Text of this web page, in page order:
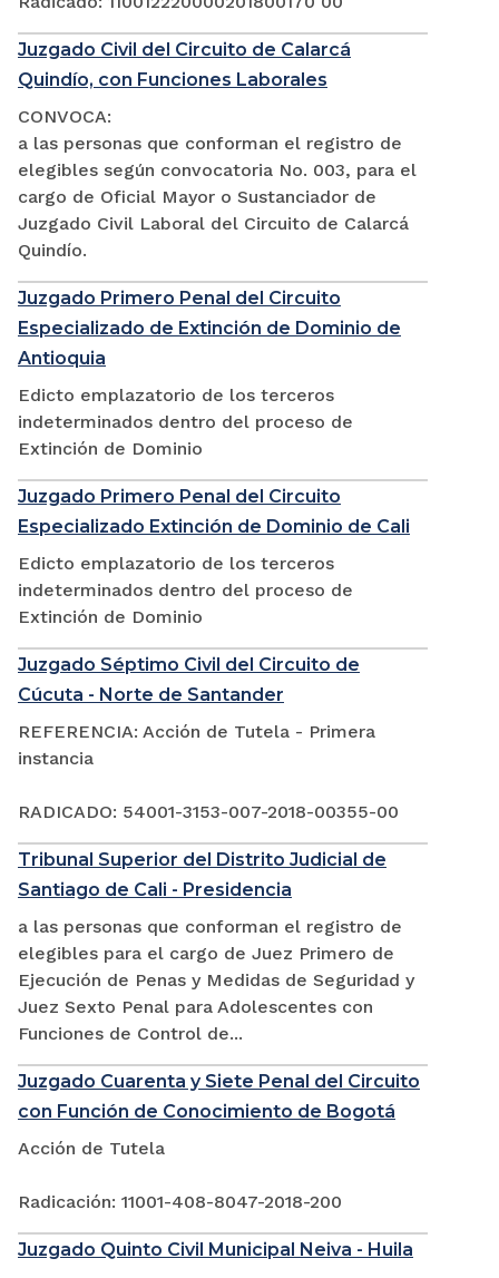
Juzgado Civil del Circuito de Calarcá
Quindío, con Funciones Laborales
CONVOCA:
a las personas que conforman el registro de
elegibles según convocatoria No. 003, para el
cargo de Oficial Mayor o Sustanciador de
Juzgado Civil Laboral del Circuito de Calarcá
Quindío.
Juzgado Primero Penal del Circuito
Especializado de Extinción de Dominio de
Antioquia
Edicto emplazatorio de los terceros
indeterminados dentro del proceso de
Extinción de Dominio
Juzgado Primero Penal del Circuito
Especializado Extinción de Dominio de Cali
Edicto emplazatorio de los terceros
indeterminados dentro del proceso de
Extinción de Dominio
Juzgado Séptimo Civil del Circuito de
Cúcuta - Norte de Santander
REFERENCIA: Acción de Tutela - Primera
instancia
RADICADO: 54001-3153-007-2018-00355-00
Tribunal Superior del Distrito Judicial de
Santiago de Cali - Presidencia
a las personas que conforman el registro de
elegibles para el cargo de Juez Primero de
Ejecución de Penas y Medidas de Seguridad y
Juez Sexto Penal para Adolescentes con
Funciones de Control de...
Juzgado Cuarenta y Siete Penal del Circuito
con Función de Conocimiento de Bogotá
Acción de Tutela
Radicación: 11001-408-8047-2018-200
Juzgado Quinto Civil Municipal Neiva - Huila